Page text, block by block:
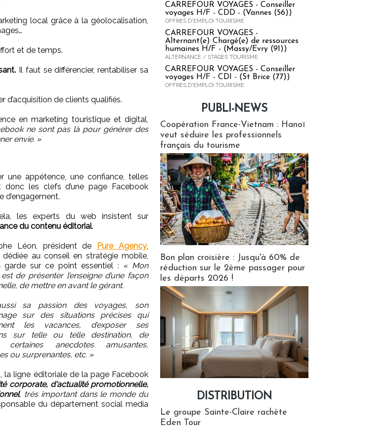
local grâce à la géolocalisation,
et de temps.
Il faut se différencier, rentabiliser sa
de clients qualifiés.
en marketing touristique et digital,
ne sont pas là pour générer des
envie. »
une appétence, une confiance, telles
donc les clefs d’une page Facebook
d’engagement.
les experts du web insistent sur
du contenu éditorial.
Léon, président de Pure Agency,
dédiée au conseil en stratégie mobile,
garde sur ce point essentiel : « Mon
de présenter l’enseigne d’une façon
de mettre en avant le gérant.
sa passion des voyages, son
sur des situations précises qui
les vacances, d’exposer ses
sur telle ou telle destination, de
certaines anecdotes amusantes,
ou surprenantes, etc. »
la ligne éditoriale de la page Facebook
corporate, d'actualité promotionnelle,
, très important dans le monde du
du département social media
CARREFOUR VOYAGES - Conseiller
voyages H/F - CDD - (Vannes (56))
OFFRES D'EMPLOI TOURISME
CARREFOUR VOYAGES -
Alternant(e) Chargé(e) de ressources
humaines H/F - (Massy/Evry (91))
ALTERNANCE / STAGES TOURISME
CARREFOUR VOYAGES - Conseiller
voyages H/F - CDI - (St Brice (77))
OFFRES D'EMPLOI TOURISME
PUBLI-NEWS
Coopération France-Vietnam : Hanoï
veut séduire les professionnels
français du tourisme
Bon plan croisière : Jusqu'à 60% de
réduction sur le 2ème passager pour
les départs 2026 !
DISTRIBUTION
Le groupe Sainte-Claire rachète
Eden Tour